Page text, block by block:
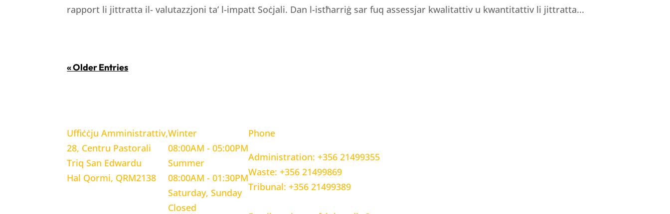
rapport li jittratta il- valutazzjoni ta’ l-impatt Soċjali. Dan l-istħarriġ sar fuq assessjar kwalitattiv u kwantitattiv li jittratta...
« Older Entries
Uffiċċju Amministrattiv,
28, Centru Pastorali
Triq San Edwardu
Hal Qormi, QRM2138
Winter
08:00AM - 05:00PM
Summer
08:00AM - 01:30PM
Saturday, Sunday
Closed
Phone
Administration: +356 21499355
Waste: +356 21499869
Tribunal: +356 21499389